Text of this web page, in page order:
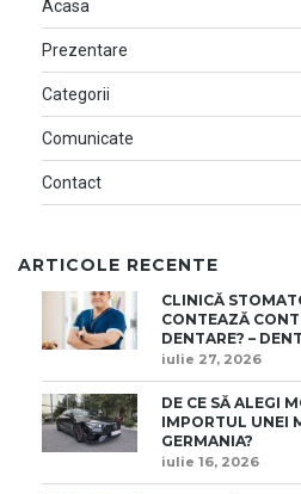
Acasa
Prezentare
Categorii
Comunicate
Contact
ARTICOLE RECENTE
CLINICĂ
CONTEAZĂ
DENTARE? –
iulie 27, 2026
DE CE SĂ ALEGI
IMPORTUL UNEI
GERMANIA?
iulie 16, 2026